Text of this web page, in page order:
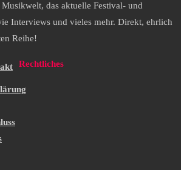
das aktuelle Festival- und
Interviews und vieles mehr. Direkt, ehrlich
Reihe!
Rechtliches